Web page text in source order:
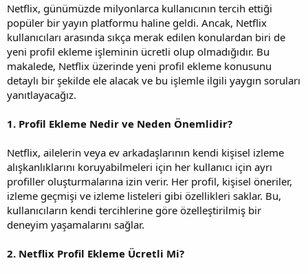
t
a
n
r
i
h
i
Netflix, günümüzde milyonlarca kullanıcının tercih ettiği
popüler bir yayın platformu haline geldi. Ancak, Netflix
kullanıcıları arasında sıkça merak edilen konulardan biri de
yeni profil ekleme işleminin ücretli olup olmadığıdır. Bu
makalede, Netflix üzerinde yeni profil ekleme konusunu
detaylı bir şekilde ele alacak ve bu işlemle ilgili yaygın soruları
yanıtlayacağız.
1. Profil Ekleme Nedir ve Neden Önemlidir?
Netflix, ailelerin veya ev arkadaşlarının kendi kişisel izleme
alışkanlıklarını koruyabilmeleri için her kullanıcı için ayrı
profiller oluşturmalarına izin verir. Her profil, kişisel öneriler,
izleme geçmişi ve izleme listeleri gibi özellikleri saklar. Bu,
kullanıcıların kendi tercihlerine göre özelleştirilmiş bir
deneyim yaşamalarını sağlar.
2. Netflix Profil Ekleme Ücretli Mi?